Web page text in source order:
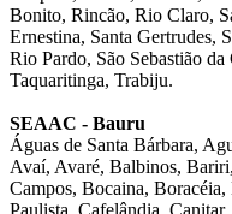
Bonito, Rincão, Rio Claro,
Ernestina, Santa Gertrudes,
Rio Pardo, São Sebastião
Taquaritinga, Trabiju.
SEAAC - Bauru
Águas de Santa Bárbara,
Avaí, Avaré, Balbinos,
Campos, Bocaina,